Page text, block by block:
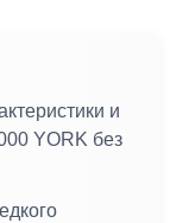
и
YORK без